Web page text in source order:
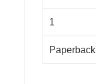
1
Paperback